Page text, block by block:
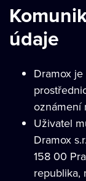
údaje
Dramox
oznámení
Uživatel
Dramox
158 00
republika,